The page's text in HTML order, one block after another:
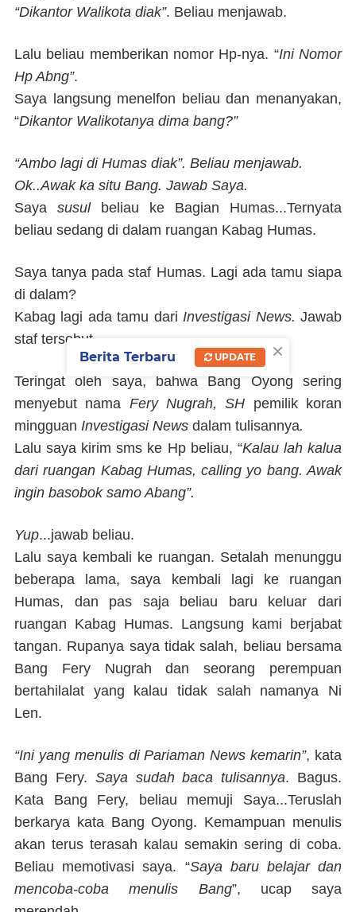
“Dikantor Walikota diak”. Beliau menjawab.
Lalu beliau memberikan nomor Hp-nya. “Ini Nomor
Hp Abng”.
Saya langsung menelfon beliau dan menanyakan,
“Dikantor Walikotanya dima bang?”
“Ambo lagi di Humas diak”. Beliau menjawab.
Ok..Awak ka situ Bang. Jawab Saya.
Saya susulbeliau ke Bagian Humas...Ternyata
beliau sedang di dalam ruangan Kabag Humas.
Saya tanya pada staf Humas. Lagi ada tamu siapa
di dalam?
Kabag lagi ada tamu dariInvestigasi News.Jawab
staf tersebut.
Teringat oleh saya, bahwa Bang Oyong sering
menyebut nama Fery Nugrah, SH pemilik koran
mingguan Investigasi News dalam tulisannya.
Lalu saya kirim sms ke Hp beliau, “Kalau lah kalua
dari ruangan Kabag Humas, calling yo bang. Awak
ingin basobok samo Abang”.
Yup...jawab beliau.
Lalu saya kembali ke ruangan. Setalah menunggu
beberapa lama, saya kembali lagi ke ruangan
Humas, dan pas saja beliau baru keluar dari
ruangan Kabag Humas. Langsung kami berjabat
tangan. Rupanya saya tidak salah, beliau bersama
Bang Fery Nugrah dan seorang perempuan
bertahilalat yang kalau tidak salah namanya Ni
Len.
“Ini yang menulis di Pariaman News kemarin”, kata
Bang Fery. Saya sudah baca tulisannya. Bagus.
Kata Bang Fery, beliau memuji Saya...Teruslah
berkarya kata Bang Oyong. Kemampuan menulis
akan terus terasah kalau semakin sering di coba.
Beliau memotivasi saya. “Saya baru belajar dan
mencoba-coba menulis Bang”, ucap saya
×
Berita Terbaru UPDATE